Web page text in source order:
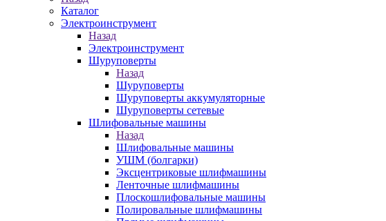
Каталог
Электроинструмент
Назад
Электроинструмент
Шуруповерты
Назад
Шуруповерты
Шуруповерты аккумуляторные
Шуруповерты сетевые
Шлифовальные машины
Назад
Шлифовальные машины
УШМ (болгарки)
Эксцентриковые шлифмашины
Ленточные шлифмашины
Плоскошлифовальные машины
Полировальные шлифмашины